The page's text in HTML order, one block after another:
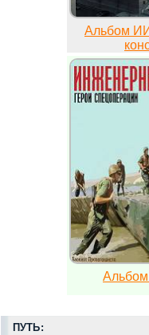
Альбом ИИ
Альбом
ПУТЬ: